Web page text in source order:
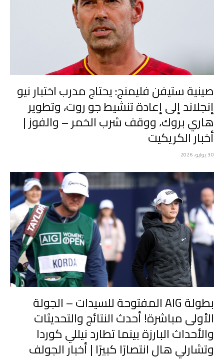
صينية ستيفن فليمنج: يحتاج مدرب اختبار نيو
إنجلاند إلى إعادة تنشيط جو روت، وتطوير
هاري بروك، ووقف شرب الخمر – والفوز |
أخبار الكريكيت
30 يوليو، 2026
بطولة AIG المفتوحة للسيدات – الجولة
الأولى مباشرة! أحدث النتائج والتحديثات
والأحداث البارزة بينما تطارد نيللي كوردا
وتشارلي هال انتصارًا كبيرًا | أخبار الجولف